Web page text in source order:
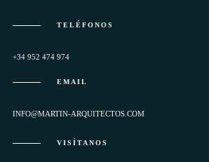
TELÉFONOS
+34 952 474 974
EMAIL
INFO@MARTIN-ARQUITECTOS.COM
VISÍTANOS